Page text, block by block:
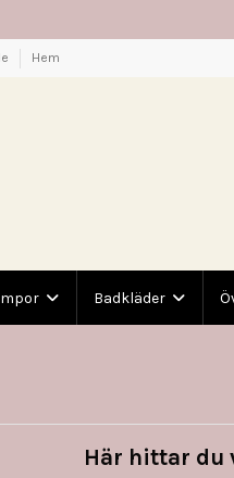
Hem
Badkläder
Här hittar du